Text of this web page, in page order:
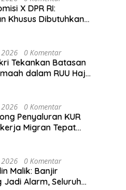
X DPR RI:
Khusus Dibutuhkan
2026 0 Komentar
Tekankan Batasan
dalam RUU Haji
2026 0 Komentar
Penyaluran KUR
Migran Tepat
2026 0 Komentar
Malik: Banjir
Jadi Alarm, Seluruh